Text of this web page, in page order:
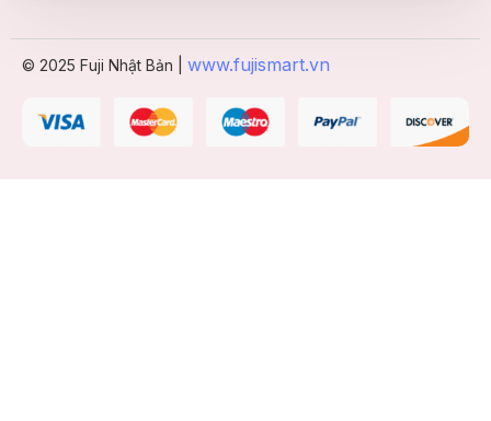
© 2025 Fuji Nhật Bản | www.fujismart.vn